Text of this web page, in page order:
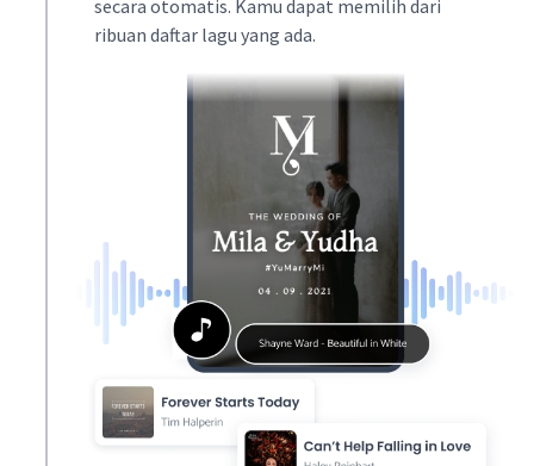
secara otomatis. Kamu dapat memilih dari
ribuan daftar lagu yang ada.